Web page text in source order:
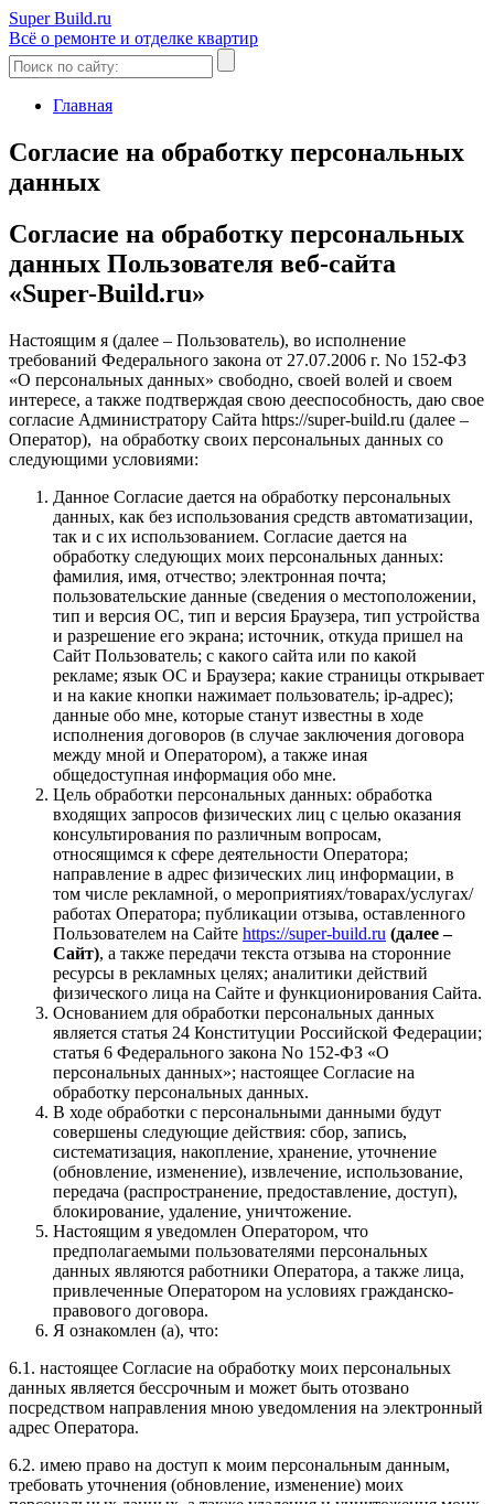
Super Build.ru
Всё о ремонте и отделке квартир
Главная
Согласие на обработку персональных
данных
Согласие на обработку персональных
данных Пользователя веб-сайта
«Super-Build.ru»
Настоящим я (далее – Пользователь), во исполнение
требований Федерального закона от 27.07.2006 г. No 152-ФЗ
«О персональных данных» свободно, своей волей и своем
интересе, а также подтверждая свою дееспособность, даю свое
согласие Администратору Сайта https://super-build.ru (далее –
Оператор), на обработку своих персональных данных со
следующими условиями:
Данное Согласие дается на обработку персональных
данных, как без использования средств автоматизации,
так и с их использованием. Согласие дается на
обработку следующих моих персональных данных:
фамилия, имя, отчество; электронная почта;
пользовательские данные (сведения о местоположении,
тип и версия ОС, тип и версия Браузера, тип устройства
и разрешение его экрана; источник, откуда пришел на
Сайт Пользователь; с какого сайта или по какой
рекламе; язык ОС и Браузера; какие страницы открывает
и на какие кнопки нажимает пользователь; ip-адрес);
данные обо мне, которые станут известны в ходе
исполнения договоров (в случае заключения договора
между мной и Оператором), а также иная
общедоступная информация обо мне.
Цель обработки персональных данных: обработка
входящих запросов физических лиц с целью оказания
консультирования по различным вопросам,
относящимся к сфере деятельности Оператора;
направление в адрес физических лиц информации, в
том числе рекламной, о мероприятиях/товарах/услугах/
работах Оператора; публикации отзыва, оставленного
Пользователем на Сайте https://super-build.ru (далее –
Сайт), а также передачи текста отзыва на сторонние
ресурсы в рекламных целях; аналитики действий
физического лица на Сайте и функционирования Сайта.
Основанием для обработки персональных данных
является статья 24 Конституции Российской Федерации;
статья 6 Федерального закона No 152-ФЗ «О
персональных данных»; настоящее Согласие на
обработку персональных данных.
В ходе обработки с персональными данными будут
совершены следующие действия: сбор, запись,
систематизация, накопление, хранение, уточнение
(обновление, изменение), извлечение, использование,
передача (распространение, предоставление, доступ),
блокирование, удаление, уничтожение.
Настоящим я уведомлен Оператором, что
предполагаемыми пользователями персональных
данных являются работники Оператора, а также лица,
привлеченные Оператором на условиях гражданско-
правового договора.
Я ознакомлен (а), что:
6.1. настоящее Согласие на обработку моих персональных
данных является бессрочным и может быть отозвано
посредством направления мною уведомления на электронный
адрес Оператора.
6.2. имею право на доступ к моим персональным данным,
требовать уточнения (обновление, изменение) моих